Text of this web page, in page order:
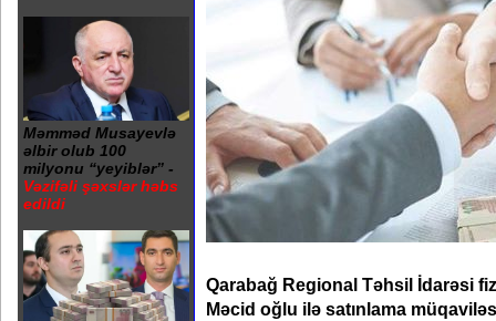
Məmməd Musayevlə
əlbir olub 100
milyonu “yeyiblər” -
Vəzifəli şəxslər həbs
edildi
Qarabağ Regional Təhsil İdarəsi
Məcid oğlu ilə satınlama